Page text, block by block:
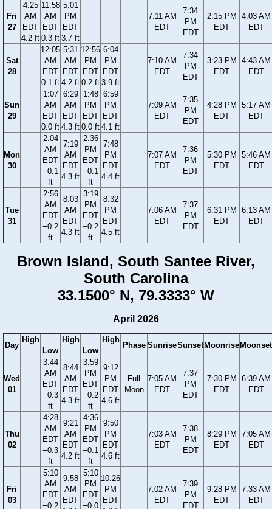
Fri
27
4:25
AM
EDT
4.2 ft
11:58
AM
EDT
0.3 ft
5:01
PM
EDT
3.7 ft
7:11 AM
EDT
7:34
PM
EDT
2:15 PM
EDT
4:03 AM
EDT
Sat
28
12:05
AM
EDT
0.1 ft
5:31
AM
EDT
4.2 ft
12:56
PM
EDT
0.2 ft
6:04
PM
EDT
3.9 ft
7:10 AM
EDT
7:34
PM
EDT
3:23 PM
EDT
4:43 AM
EDT
Sun
29
1:07
AM
EDT
0.0 ft
6:29
AM
EDT
4.3 ft
1:48
PM
EDT
0.0 ft
6:59
PM
EDT
4.1 ft
7:09 AM
EDT
7:35
PM
EDT
4:28 PM
EDT
5:17 AM
EDT
Mon
30
2:04
AM
EDT
−0.1
ft
7:19
AM
EDT
4.3 ft
2:36
PM
EDT
−0.1
ft
7:48
PM
EDT
4.4 ft
7:07 AM
EDT
7:36
PM
EDT
5:30 PM
EDT
5:46 AM
EDT
Tue
31
2:56
AM
EDT
−0.2
ft
8:03
AM
EDT
4.3 ft
3:19
PM
EDT
−0.2
ft
8:32
PM
EDT
4.5 ft
7:06 AM
EDT
7:37
PM
EDT
6:31 PM
EDT
6:13 AM
EDT
Brown Island, South Santee River,
South Carolina
33.1500° N, 79.3333° W
April 2026
Day
High
Low
High
Low
High
Phase SunriseSunsetMoonriseMoonset
Wed
01
3:44
AM
EDT
−0.3
ft
8:44
AM
EDT
4.3 ft
3:59
PM
EDT
−0.2
ft
9:12
PM
EDT
4.6 ft
Full
Moon
7:05 AM
EDT
7:37
PM
EDT
7:30 PM
EDT
6:39 AM
EDT
Thu
02
4:28
AM
EDT
−0.3
ft
9:21
AM
EDT
4.2 ft
4:36
PM
EDT
−0.1
ft
9:50
PM
EDT
4.6 ft
7:03 AM
EDT
7:38
PM
EDT
8:29 PM
EDT
7:05 AM
EDT
Fri
03
5:10
AM
EDT
−0.2
9:58
AM
EDT
5:10
PM
EDT
−0.0
10:26
PM
EDT
7:02 AM
EDT
7:39
PM
EDT
9:28 PM
EDT
7:33 AM
EDT